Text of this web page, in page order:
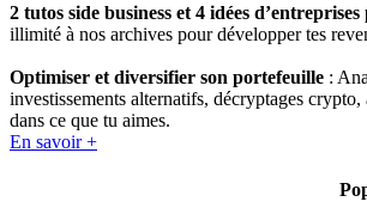
2 tutos side business et 4 idées
illimité à nos archives pour développer tes
Optimiser et diversifier son portefeuille :
investissements alternatifs, décryptages
dans ce que tu aimes.
En savoir +